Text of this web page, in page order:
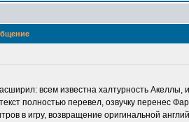
всем известна халтурность
полностью перевел, озвучку перенес
в игру, возвращение оригинальной